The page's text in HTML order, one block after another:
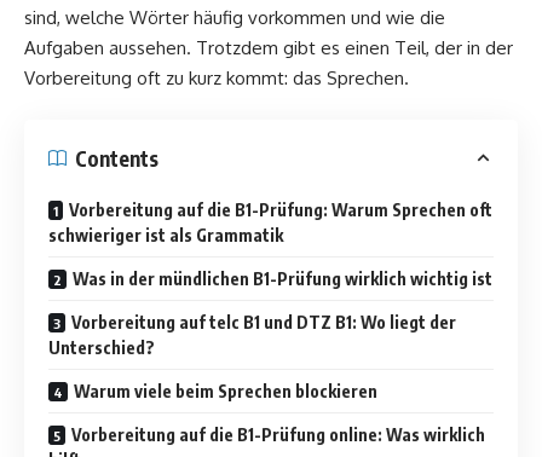
sind, welche Wörter häufig vorkommen und wie die
Aufgaben aussehen. Trotzdem gibt es einen Teil, der in der
Vorbereitung oft zu kurz kommt: das Sprechen.
Contents
Vorbereitung auf die B1-Prüfung: Warum Sprechen oft
schwieriger ist als Grammatik
Was in der mündlichen B1-Prüfung wirklich wichtig ist
Vorbereitung auf telc B1 und DTZ B1: Wo liegt der
Unterschied?
Warum viele beim Sprechen blockieren
Vorbereitung auf die B1-Prüfung online: Was wirklich